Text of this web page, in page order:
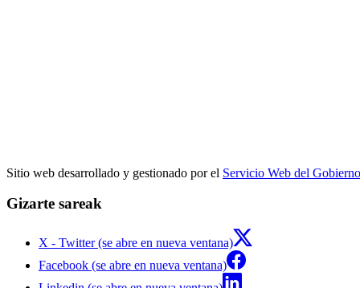
Sitio web desarrollado y gestionado por el Servicio Web del
Gizarte sareak
X - Twitter (se abre en nueva ventana)
Facebook (se abre en nueva ventana)